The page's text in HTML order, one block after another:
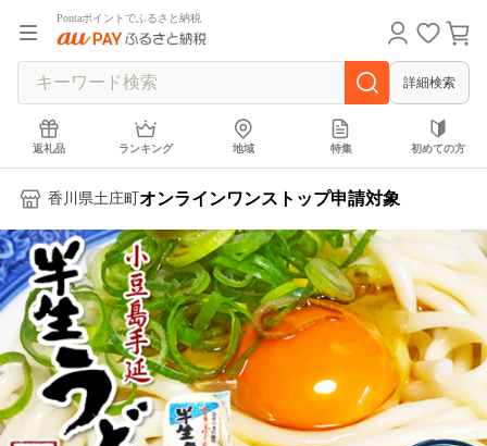
Pontaポイントでふるさと納税
詳細検索
返礼品 ランキング 地域 特集 初めての方
香川県土庄町 オンラインワンストップ申請対象